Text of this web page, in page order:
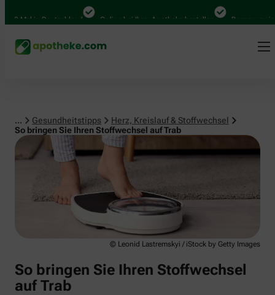
Mal in Deutschland Online bei Ihrer Apotheke bestellen Bequem
... Gesundheitstipps
Herz, Kreislauf & Stoffwechsel
So bringen Sie Ihren Stoffwechsel auf Trab
Herz, Kreislauf & Stoffwechsel
© Leonid Lastremskyi / iStock by Getty Images
So bringen Sie Ihren Stoffwechsel
auf Trab